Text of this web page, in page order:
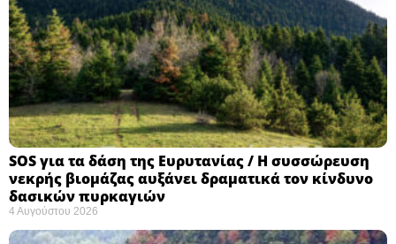
SOS για τα δάση της Ευρυτανίας / Η συσσώρευση
νεκρής βιομάζας αυξάνει δραματικά τον κίνδυνο
δασικών πυρκαγιών
4 Αυγούστου 2026